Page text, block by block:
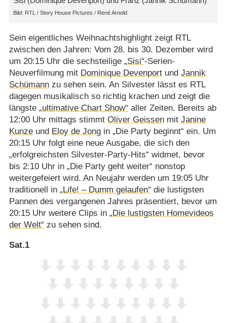
RTL /​ Story House Pictures /​ René Arnold
Sein eigentliches Weihnachtshighlight zeigt RTL
zwischen den Jahren: Vom 28. bis 30. Dezember wird
um 20:15 Uhr die sechsteilige „Sisi“-Serien-
Neuverfilmung mit Dominique Devenportund Jannik
Schümannzu sehen sein. An Silvester lässt es RTL
dagegen musikalisch so richtig krachen und zeigt die
längste „ultimative Chart Show“ aller Zeiten. Bereits ab
12:00 Uhr mittags stimmt Oliver Geissenmit Janine
Kunzeund Eloy de Jongin „Die Party beginnt“ ein. Um
20:15 Uhr folgt eine neue Ausgabe, die sich den
„erfolgreichsten Silvester-Party-Hits“ widmet, bevor
bis 2:10 Uhr in „Die Party geht weiter“ nonstop
weitergefeiert wird. An Neujahr werden um 19:05 Uhr
traditionell in „Life! – Dumm gelaufen“ die lustigsten
Pannen des vergangenen Jahres präsentiert, bevor um
20:15 Uhr weitere Clips in „Die lustigsten Homevideos
der Welt“ zu sehen sind.
Sat.1